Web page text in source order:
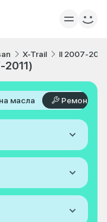
X-Trail II 2007-2011
2011)
масла Ремонт